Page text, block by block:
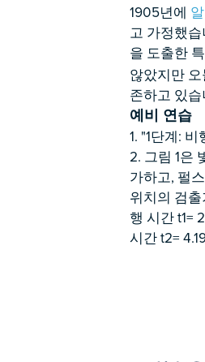
1905년에
고 가정했
을 도출한
않았지만
존하고 있
예비 연습
1. "1단계:
2. 그림 1은
가하고, 펄
위치의 검
행 시간 t1=
시간 t2=